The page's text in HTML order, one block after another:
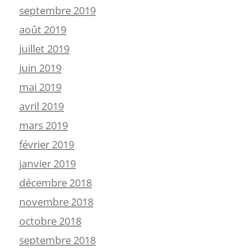
septembre 2019
août 2019
juillet 2019
juin 2019
mai 2019
avril 2019
mars 2019
février 2019
janvier 2019
décembre 2018
novembre 2018
octobre 2018
septembre 2018